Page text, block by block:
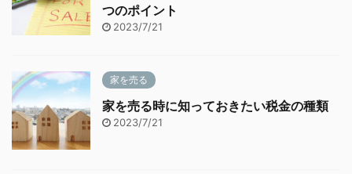
つのポイント
2023/7/21
家を売る
家を売る時に知っておきたい税金の種類
2023/7/21